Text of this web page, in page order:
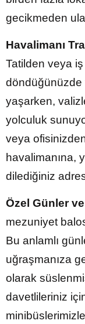
gecikmeden
Havalimanı
Tatilden veya
döndüğünüzde
yaşarken,
yolculuk
veya
havalimanına,
dilediğiniz
Özel Günler
mezuniyet
Bu anlamlı
uğraşmanıza
olarak
davetlileriniz